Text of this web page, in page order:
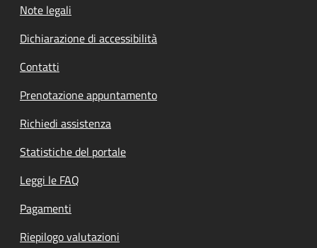
Note legali
Dichiarazione di accessibilità
Contatti
Prenotazione appuntamento
Richiedi assistenza
Statistiche del portale
Leggi le FAQ
Pagamenti
Riepilogo valutazioni